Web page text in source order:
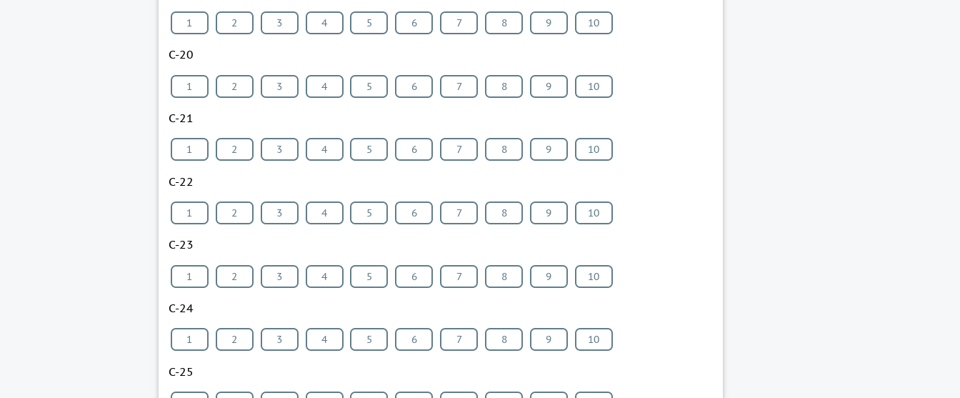
1 2 3 4 5 6 7 8 9 10
С-20
1 2 3 4 5 6 7 8 9 10
С-21
1 2 3 4 5 6 7 8 9 10
С-22
1 2 3 4 5 6 7 8 9 10
С-23
1 2 3 4 5 6 7 8 9 10
С-24
1 2 3 4 5 6 7 8 9 10
С-25